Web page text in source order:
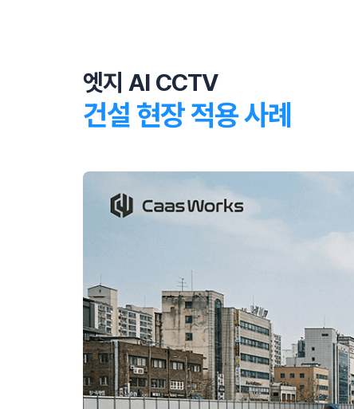
엣지 AI CCTV
건설 현장 적용 사례